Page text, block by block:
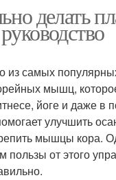
делать
из самых
мышц,
йоге и даже в
улучшить
мышцы кора.
пользы от этого